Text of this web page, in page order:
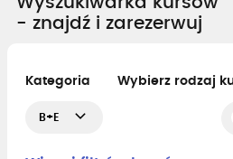
- znajdź i zarezerwuj
Kategoria
B+E
Wybierz rodzaj